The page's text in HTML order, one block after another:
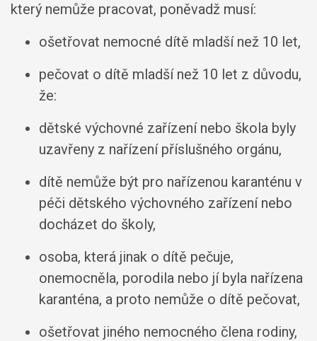
který nemůže pracovat, poněvadž musí:
ošetřovat nemocné dítě mladší než 10 let,
pečovat o dítě mladší než 10 let z důvodu,
že:
dětské výchovné zařízení nebo škola byly
uzavřeny z nařízení příslušného orgánu,
dítě nemůže být pro nařízenou karanténu v
péči dětského výchovného zařízení nebo
docházet do školy,
osoba, která jinak o dítě pečuje,
onemocněla, porodila nebo jí byla nařízena
karanténa, a proto nemůže o dítě pečovat,
ošetřovat jiného nemocného člena rodiny,